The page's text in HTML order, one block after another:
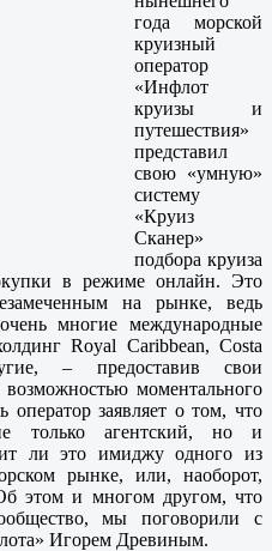
года морской
круизный
оператор
«Инфлот
круизы и
путешествия»
представил
свою «умную»
систему
«Круиз
Сканер»
подбора круиза
в режиме онлайн. Это
на рынке, ведь
многие международные
Royal Caribbean, Costa
– предоставив свои
моментального
оператор заявляет о том, что
только агентский, но и
ли это имиджу одного из
рынке, или, наоборот,
этом и многом другом, что
мы поговорили с
Игорем Древиным.